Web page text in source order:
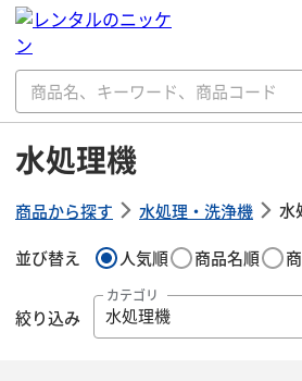
水処理機
商品から探す 水処理・洗浄機 水
並び替え 人気順 商品名順
絞り込み
カテゴリ
水処理機